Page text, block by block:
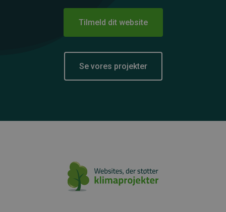
Tilmeld dit website
Se vores projekter